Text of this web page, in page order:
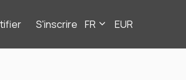
S'inscrire FR EUR